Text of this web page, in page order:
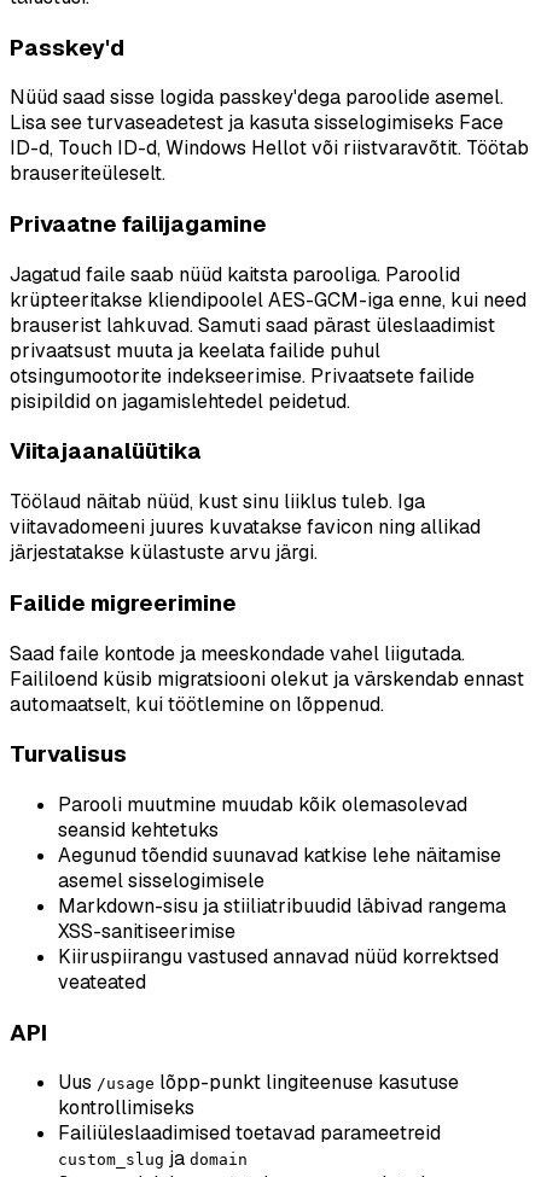
Passkey'd
Nüüd saad sisse logida passkey'dega paroolide asemel.
Lisa see turvaseadetest ja kasuta sisselogimiseks Face
ID-d, Touch ID-d, Windows Hellot või riistvaravõtit. Töötab
brauseriteüleselt.
Privaatne failijagamine
Jagatud faile saab nüüd kaitsta parooliga. Paroolid
krüpteeritakse kliendipoolel AES-GCM-iga enne, kui need
brauserist lahkuvad. Samuti saad pärast üleslaadimist
privaatsust muuta ja keelata failide puhul
otsingumootorite indekseerimise. Privaatsete failide
pisipildid on jagamislehtedel peidetud.
Viitajaanalüütika
Töölaud näitab nüüd, kust sinu liiklus tuleb. Iga
viitavadomeeni juures kuvatakse favicon ning allikad
järjestatakse külastuste arvu järgi.
Failide migreerimine
Saad faile kontode ja meeskondade vahel liigutada.
Faililoend küsib migratsiooni olekut ja värskendab ennast
automaatselt, kui töötlemine on lõppenud.
Turvalisus
Parooli muutmine muudab kõik olemasolevad
seansid kehtetuks
Aegunud tõendid suunavad katkise lehe näitamise
asemel sisselogimisele
Markdown-sisu ja stiiliatribuudid läbivad rangema
XSS-sanitiseerimise
Kiiruspiirangu vastused annavad nüüd korrektsed
veateated
API
Uus /usage lõpp-punkt lingiteenuse kasutuse
kontrollimiseks
Failiüleslaadimised toetavad parameetreid
custom_slug ja domain